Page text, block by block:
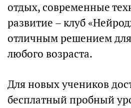
отдых, современные
развитие – клуб
отличным решением
любого возраста.
Для новых учеников
бесплатный пробный